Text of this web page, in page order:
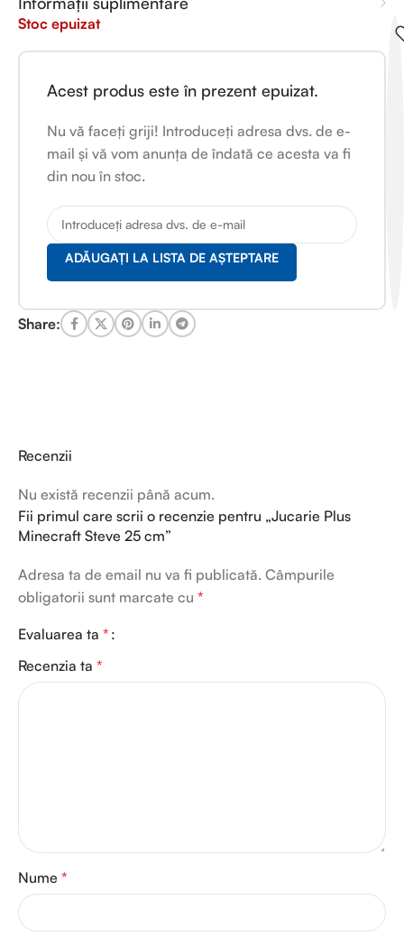
Stoc epuizat
Acest produs este în prezent epuizat.
Nu vă faceți griji! Introduceți adresa dvs. de e-
mail și vă vom anunța de îndată ce acesta va fi
din nou în stoc.
ADĂUGAȚI LA LISTA DE AȘTEPTARE
Share:
Recenzii
Nu există recenzii până acum.
Fii primul care scrii o recenzie pentru „Jucarie Plus
Minecraft Steve 25 cm”
Adresa ta de email nu va fi publicată. Câmpurile
obligatorii sunt marcate cu *
Evaluarea ta *
Recenzia ta *
Nume *